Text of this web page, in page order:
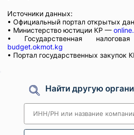
Источники данных:
• Официальный портал открытых
• Министерство юстиции КР —
• Государственная
budget.okmot.kg
• Портал государственных закупок
Найти другую